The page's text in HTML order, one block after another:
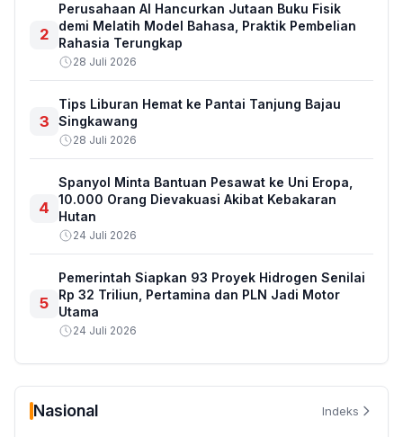
2
Perusahaan AI Hancurkan Jutaan Buku Fisik
demi Melatih Model Bahasa, Praktik Pembelian
Rahasia Terungkap
28 Juli 2026
3
Tips Liburan Hemat ke Pantai Tanjung Bajau
Singkawang
28 Juli 2026
4
Spanyol Minta Bantuan Pesawat ke Uni Eropa,
10.000 Orang Dievakuasi Akibat Kebakaran
Hutan
24 Juli 2026
5
Pemerintah Siapkan 93 Proyek Hidrogen Senilai
Rp 32 Triliun, Pertamina dan PLN Jadi Motor
Utama
24 Juli 2026
Nasional Indeks